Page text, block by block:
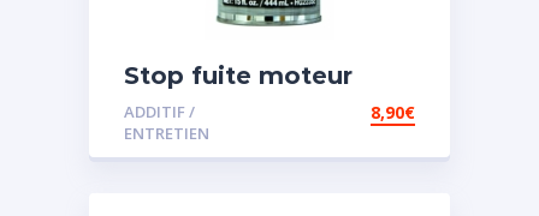
Stop fuite moteur
ADDITIF /
ENTRETIEN
8,90€